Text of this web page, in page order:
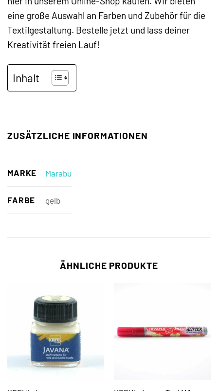
eine große Auswahl an Farben und Zubehör für die
Textilgestaltung. Bestelle jetzt und lass deiner
Kreativität freien Lauf!
Inhalt
ZUSÄTZLICHE INFORMATIONEN
MARKE Marabu
FARBE gelb
ÄHNLICHE PRODUKTE